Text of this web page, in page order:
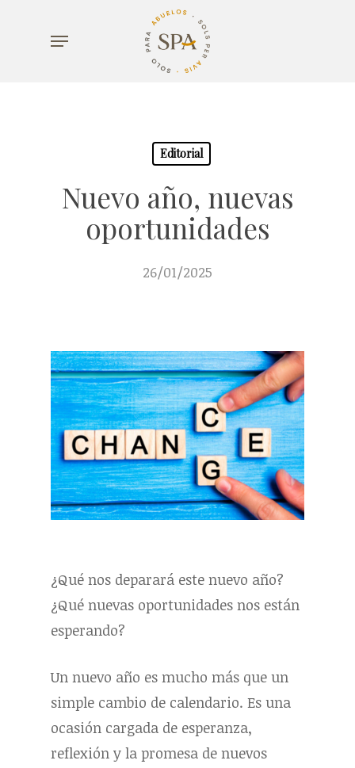
Menu
Editorial
Nuevo año, nuevas
oportunidades
26/01/2025
¿Qué nos deparará este nuevo año?
¿Qué nuevas oportunidades nos están
esperando?
Un nuevo año es mucho más que un
simple cambio de calendario. Es una
ocasión cargada de esperanza,
reflexión y la promesa de nuevos